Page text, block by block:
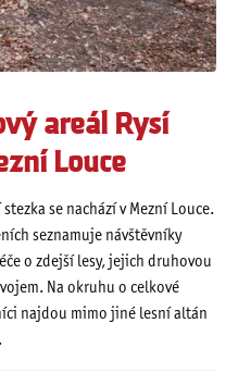
areál Rysí
Louce
se nachází v Mezní Louce.
seznamuje návštěvníky
o zdejší lesy, jejich druhovou
Na okruhu o celkové
najdou mimo jiné lesní altán